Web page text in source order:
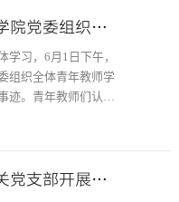
智慧城市与交通学院党委组织青年教师学习时代楷模万步炎先进事迹
学习，6月1日下午，
组织全体青年教师学
迹。青年教师们认真
【主题教育】机关党支部开展“学习二十大，永远跟党走”主题党日活动